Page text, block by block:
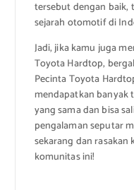
tersebut dengan
sejarah otomotif di
Jadi, jika kamu juga
Toyota Hardtop,
Pecinta Toyota
mendapatkan banyak
yang sama dan bisa
pengalaman seputar
sekarang dan rasakan
komunitas ini!